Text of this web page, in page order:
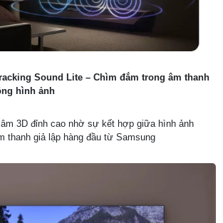
Sound Lite – Chìm đắm trong âm thanh
hình ảnh
3D đỉnh cao nhờ sự kết hợp giữa hình ảnh
thanh giả lập hàng đầu từ Samsung